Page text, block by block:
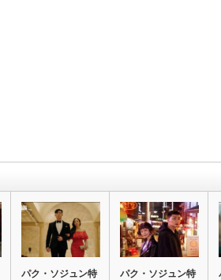
パク・ソジュン特 パク・ソジュン特